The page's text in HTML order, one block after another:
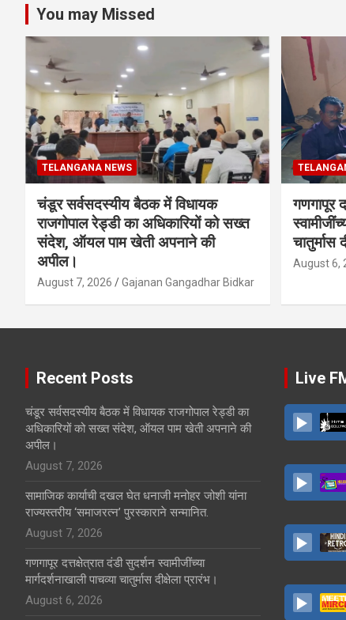
You may Missed
TELANGANA NEWS
चंडूर सर्वसदस्यीय बैठक में विधायक
राजगोपाल रेड्डी का अधिकारियों को सख्त
संदेश, ऑयल पाम खेती अपनाने की
अपील।
August 7, 2026 Gajanan Gangadhar Bidkar
गणगापूर
चातुर्मास
August 6,
Recent Posts
चंडूर सर्वसदस्यीय बैठक में विधायक राजगोपाल रेड्डी का
अधिकारियों को सख्त संदेश, ऑयल पाम खेती अपनाने की
अपील।
August 7, 2026
सामाजिक कार्याची दखल घेत धनाजी मनोहर जोशी यांना
राज्यस्तरीय ‘समाजरत्न’ पुरस्काराने सन्मानित.
August 7, 2026
गणगापूर दत्तक्षेत्रात दंडी सुदर्शन स्वामीजींच्या
मार्गदर्शनाखाली पाचव्या चातुर्मास दीक्षेला प्रारंभ।
August 6, 2026
Live